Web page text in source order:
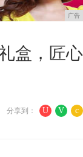
广告
盒，匠心
U V c
分享到：